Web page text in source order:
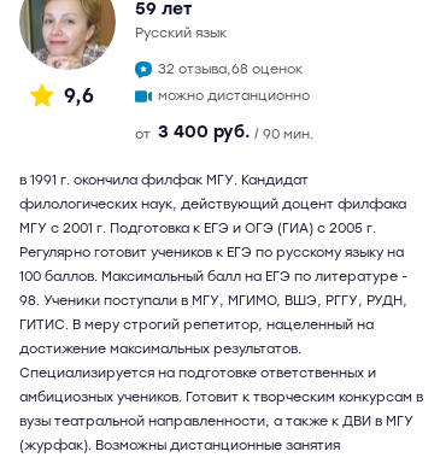
9,6
59 лет
русский язык
32 отзыва,68 оценок
можно дистанционно
от 3 400 руб. / 90 мин.
в 1991 г. окончила филфак МГУ. Кандидат
филологических наук, действующий доцент филфака
МГУ с 2001 г. Подготовка к ЕГЭ и ОГЭ (ГИА) с 2005 г.
Регулярно готовит учеников к ЕГЭ по русскому языку на
100 баллов. Максимальный балл на ЕГЭ по литературе -
98. Ученики поступали в МГУ, МГИМО, ВШЭ, РГГУ, РУДН,
ГИТИС. В меру строгий репетитор, нацеленный на
достижение максимальных результатов.
Специализируется на подготовке ответственных и
амбициозных учеников. Готовит к творческим конкурсам в
вузы театральной направленности, а также к ДВИ в МГУ
(журфак). Возможны дистанционные занятия